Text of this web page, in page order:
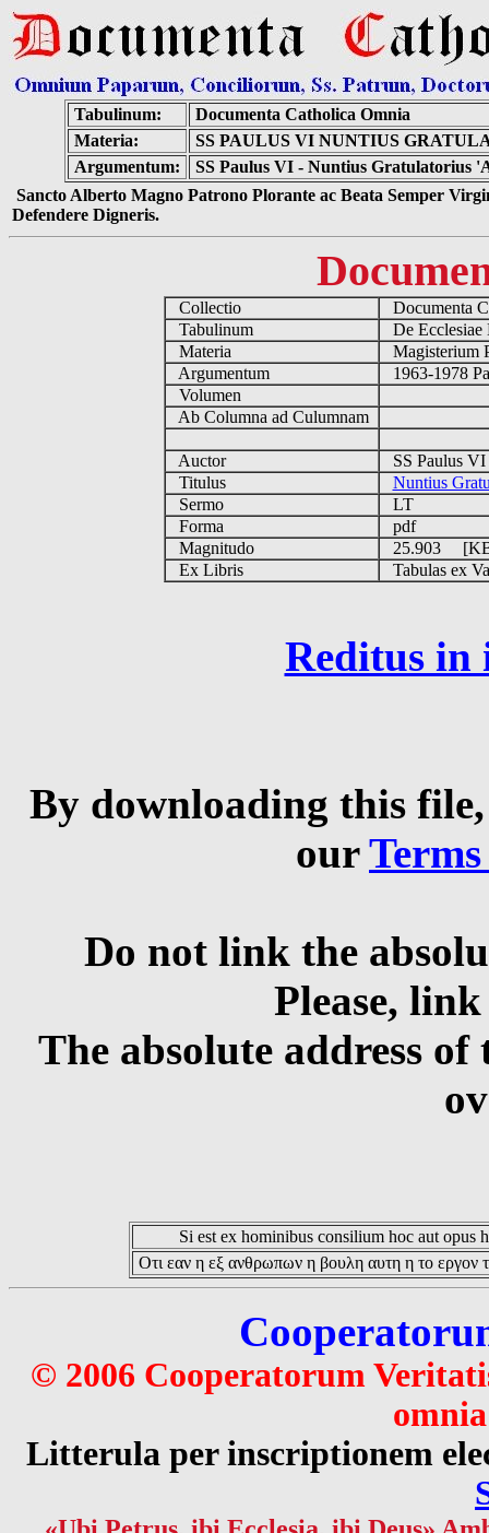
Tabulinum:
Documenta Catholica Omnia
Materia:
SS PAULUS VI NUNTIUS
Argumentum:
SS Paulus VI - Nuntius Gratulatorius
Sancto Alberto Magno Patrono Plorante ac Beata Semper
Defendere Digneris.
Collectio
Documenta
Tabulinum
De
Materia
Magisterium
Argumentum
1963-1978
Volumen
Ab Columna ad Culumnam
Auctor
SS Paulus
Titulus
Nuntius
Sermo
LT
Forma
pdf
Magnitudo
25.903
Ex Libris
Tabulas ex
Reditus in
By downloading this
our
Do not link the
Please,
The absolute address
Si est ex hominibus consilium hoc aut opus
Οτι εαν η εξ ανθρωπων η βουλη αυτη η το εργον
© 2006 Cooperatorum
Litterula per inscriptionem